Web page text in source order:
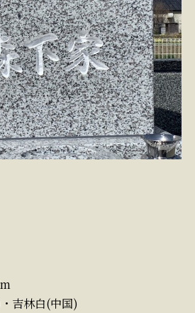
吉林白(中国)